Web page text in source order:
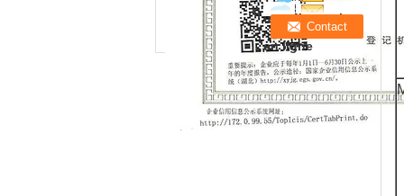
une discussion
en ligne